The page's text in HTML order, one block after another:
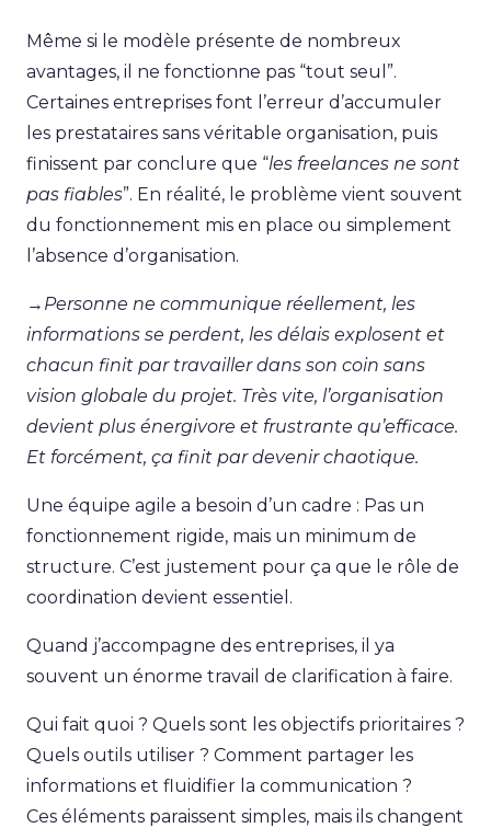
Même si le modèle présente de nombreux
avantages, il ne fonctionne pas “tout seul”.
Certaines entreprises font l’erreur d’accumuler
les prestataires sans véritable organisation, puis
finissent par conclure que “les freelances ne sont
pas fiables”. En réalité, le problème vient souvent
du fonctionnement mis en place ou simplement
l’absence d’organisation.
→ Personne ne communique réellement, les
informations se perdent, les délais explosent et
chacun finit par travailler dans son coin sans
vision globale du projet. Très vite, l’organisation
devient plus énergivore et frustrante qu’efficace.
Et forcément, ça finit par devenir chaotique.
Une équipe agile a besoin d’un cadre : Pas un
fonctionnement rigide, mais un minimum de
structure. C’est justement pour ça que le rôle de
coordination devient essentiel.
Quand j’accompagne des entreprises, il ya
souvent un énorme travail de clarification à faire.
Qui fait quoi ? Quels sont les objectifs prioritaires ?
Quels outils utiliser ? Comment partager les
informations et fluidifier la communication ?
Ces éléments paraissent simples, mais ils changent